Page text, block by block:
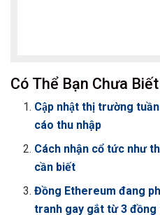
Có Thể Bạn Chưa Biết
Cập nhật thị trường
cáo thu nhập
Cách nhận cổ tức như
cần biết
Đồng Ethereum đang
tranh gay gắt từ 3